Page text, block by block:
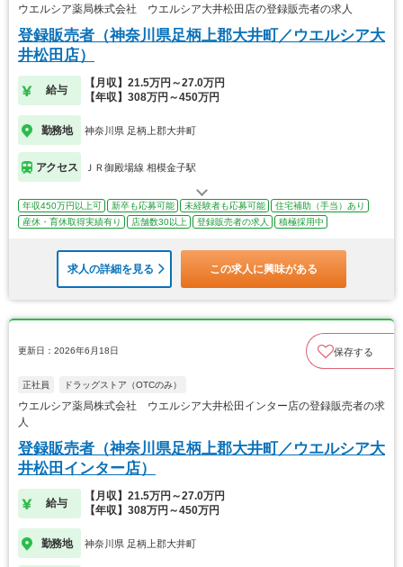
ウエルシア薬局株式会社 ウエルシア大井松田店の登録販売者の求人
登録販売者（神奈川県足柄上郡大井町／ウエルシア大
井松田店）
給与
【月収】21.5万円～27.0万円
【年収】308万円～450万円
勤務地 神奈川県 足柄上郡大井町
アクセス ＪＲ御殿場線 相模金子駅
年収450万円以上可 新卒も応募可能 未経験者も応募可能
住宅補助（手当）あり
産休・育休取得実績有り
店舗数30以上 登録販売者の求人 積極採用中
求人の詳細を見る この求人に興味がある
更新日：2026年6月18日 保存する
正社員 ドラッグストア（OTCのみ）
ウエルシア薬局株式会社 ウエルシア大井松田インター店の登録販売者の求
人
登録販売者（神奈川県足柄上郡大井町／ウエルシア大
井松田インター店）
給与
【月収】21.5万円～27.0万円
【年収】308万円～450万円
勤務地 神奈川県 足柄上郡大井町